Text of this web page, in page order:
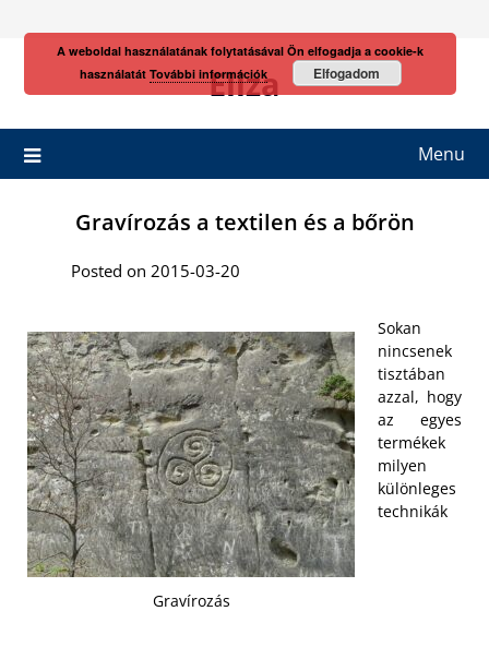
Eliza
Menu
Gravírozás a textilen és a bőrön
Posted on 2015-03-20
Gravírozás
Sokan
nincsenek
tisztában
azzal, hogy
az egyes
termékek
milyen
különleges
technikák
A weboldal használatának folytatásával Ön elfogadja a cookie-k
használatát További információk Elfogadom